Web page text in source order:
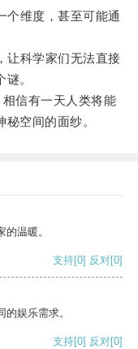
维度，甚至可能通
科学家们无法直接
。
信有一天人类将能
空间的面纱。
温暖。
支持[0] 反对[0]
娱乐需求。
支持[0] 反对[0]